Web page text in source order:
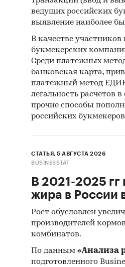
ведущих российских
выявление наиболее
В качестве
букмекерских
Среди платежных
банковская карта,
платежный метод
легальность расчетов
прочие способы
российских
СТАТЬЯ, 5 АВГУСТА 2026
BUSINESSTAT
В 2021-2025
жира в России
Рост обусловлен
производителей
комбинатов.
По данным «Анализа
подготовленного